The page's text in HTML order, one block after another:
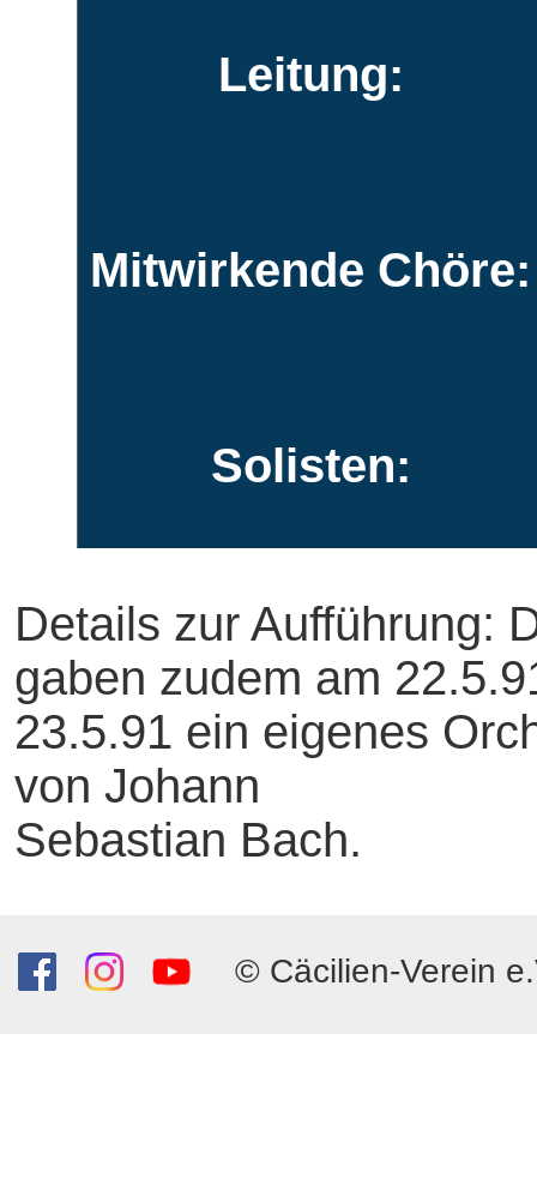
Leitung:
Mitwirkende Chöre:
Solisten:
Details zur Aufführung:
gaben zudem am
23.5.91 ein eigenes
von Johann
Sebastian Bach.
© Cäcilien-Verein